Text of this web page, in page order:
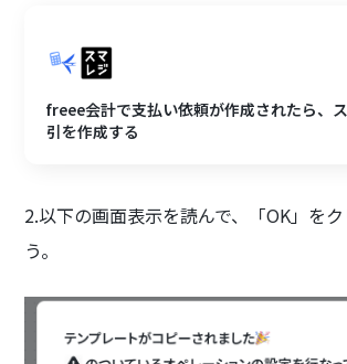
freee会計で支払い依頼が作成されたら、
引を作成する
2.以下の画面表示を読んで、「OK」を
う。